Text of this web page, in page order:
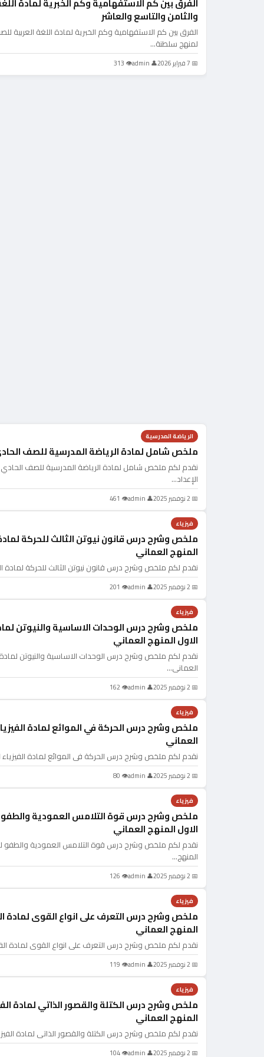
والثامن والتاسع والعاشر
الفرق بين كم الاستفهامية وكم الخبرية لمادة اللغة
لمنهج سلطنة…
📅 7 فبراير 2026 👤 admin
👁 313
الرياضة المدرسية
ملخص شامل لمادة الرياضة المدرسية للصف
نقدم لكم ملخص شامل لمادة الرياضة المدرسية للصف الحادي
الإعداد…
📅 2 نوفمبر 2025 👤 admin
👁 461
فيزياء
ملخص وشرح درس قانون نيوتن الثالث للحركة
المنهج العماني
نقدم لكم ملخص وشرح درس قانون نيوتن الثالث للحركة لمادة
📅 2 نوفمبر 2025 👤 admin
👁 201
فيزياء
ملخص وشرح درس الوحدات الاساسية والنيوتن
الاول المنهج العماني
نقدم لكم ملخص وشرح درس الوحدات الاساسية والنيوتن لمادة
العماني…
📅 2 نوفمبر 2025 👤 admin
👁 162
فيزياء
ملخص وشرح درس الحركة في الموائع لمادة
العماني
نقدم لكم ملخص وشرح درس الحركة في الموائع لمادة
📅 2 نوفمبر 2025 👤 admin
👁 80
فيزياء
ملخص وشرح درس قوة التلامس العمودية والطفو
الاول المنهج العماني
نقدم لكم ملخص وشرح درس قوة التلامس العمودية والطفو
المنهج…
📅 2 نوفمبر 2025 👤 admin
👁 126
فيزياء
ملخص وشرح درس التعرف على انواع القوى لمادة
المنهج العماني
نقدم لكم ملخص وشرح درس التعرف على انواع القوى لمادة
📅 2 نوفمبر 2025 👤 admin
👁 119
فيزياء
ملخص وشرح درس الكتلة والقصور الذاتي لمادة
المنهج العماني
نقدم لكم ملخص وشرح درس الكتلة والقصور الذاتي لمادة
📅 2 نوفمبر 2025 👤 admin
👁 104